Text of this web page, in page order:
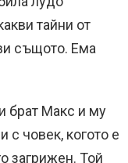
тайни от
същото. Ема
брат Макс и му
с човек, когото е
загрижен. Той